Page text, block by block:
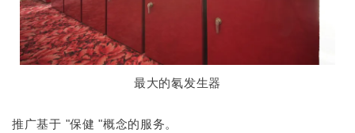
最大的氡发生器
推广基于 "保健 "概念的服务。